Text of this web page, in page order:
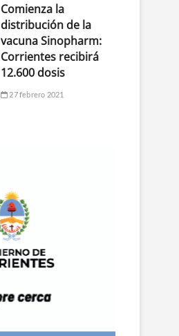
Comienza la
distribución de la
vacuna Sinopharm:
Corrientes recibirá
12.600 dosis
27 febrero 2021